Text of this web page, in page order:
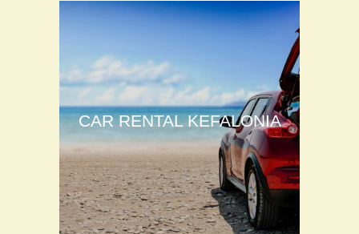
CAR RENTAL KEFALONIA